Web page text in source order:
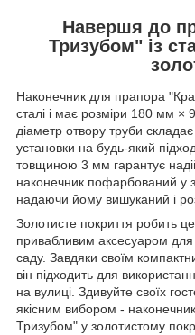
Навершя до
Тризубом" із
Наконечник для прапора
сталі і має розміри 180 мм ×
діаметр отвору труби
установки на будь-який
товщиною 3 мм гарантує
наконечник пофарбований у
надаючи йому вишуканий і
Золотисте покриття робить
привабливим аксесуаром
саду. Завдяки своїм
він підходить для
на вулиці. Здивуйте своїх
якісним вибором -
Тризубом" у золотистому